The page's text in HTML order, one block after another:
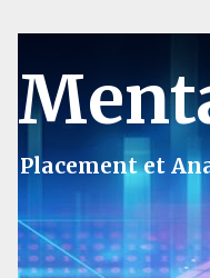
Placement et